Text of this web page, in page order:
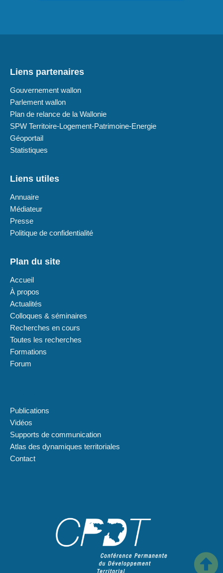
Liens partenaires
Gouvernement wallon
Parlement wallon
Plan de relance de la Wallonie
SPW Territoire-Logement-Patrimoine-Energie
Géoportail
Statistiques
Liens utiles
Annuaire
Médiateur
Presse
Politique de confidentialité
Plan du site
Accueil
À propos
Actualités
Colloques & séminaires
Recherches en cours
Toutes les recherches
Formations
Forum
Publications
Vidéos
Supports de communication
Atlas des dynamiques territoriales
Contact